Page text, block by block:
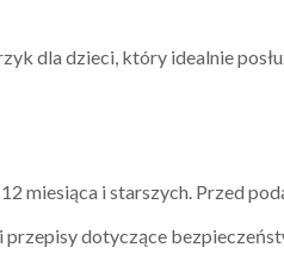
dla dzieci, który idealnie
miesiąca i starszych. Przed
dotyczące